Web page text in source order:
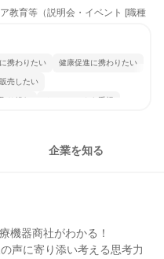
教育等（説明会・イベント [職種
携わりたい 健康促進に携わりたい
売したい
り組む チームワークを重視
企業を知る
機器商社がわかる！
声に寄り添い考える思考力